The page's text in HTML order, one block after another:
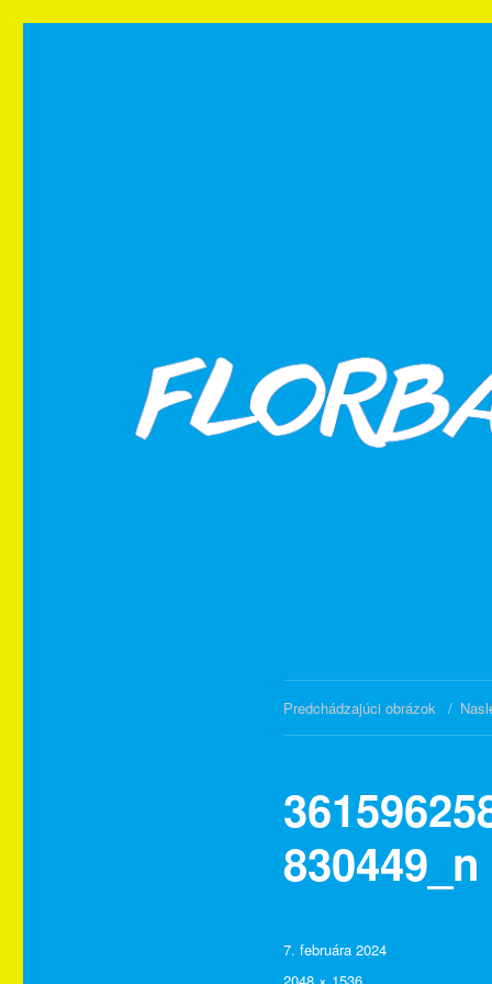
Predchádzajúci obrázok
830449_n
Publikované
7. februára 2024
Plná